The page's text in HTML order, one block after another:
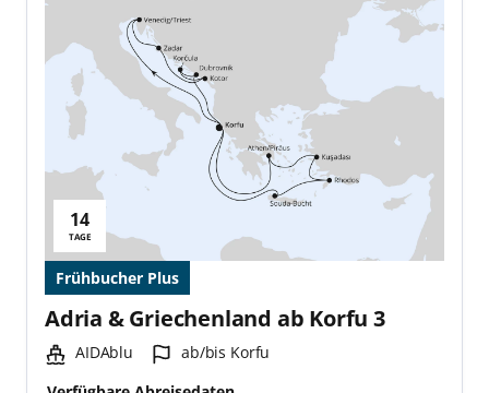
Frühbucher Plus
Adria & Griechenland ab Korfu 3
Schiff:
AIDAblu Hafen:
ab/bis Korfu
Reisedauer:
14
TAGE